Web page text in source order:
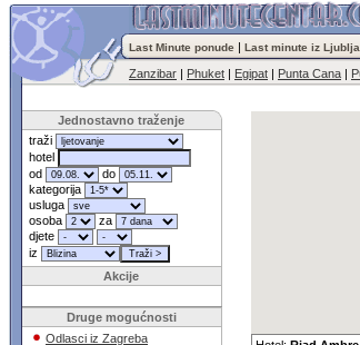
Last Minute ponude | Last minute iz
Zanzibar | Phuket | Egipat | Punta Cana |
Jednostavno traženje
traži
hotel
od
do
kategorija
usluga
osoba
za
djete
iz
Akcije
Druge mogućnosti
Odlasci iz Zagreba